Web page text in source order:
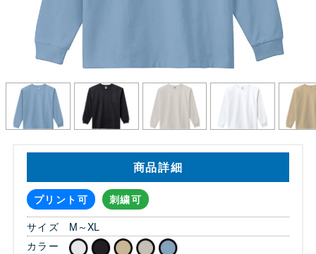
商品詳細
プリント可
刺繍可
サイズ
M～XL
カラー